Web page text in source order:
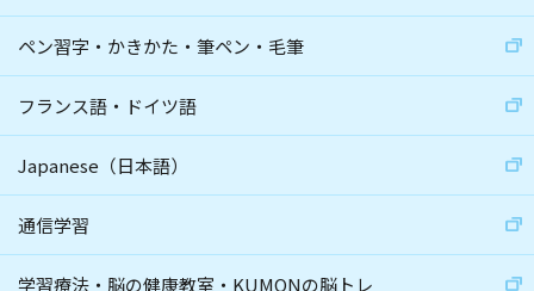
ペン習字・かきかた・筆ペン・毛筆
フランス語・ドイツ語
Japanese（日本語）
通信学習
学習療法・脳の健康教室・KUMONの脳トレ